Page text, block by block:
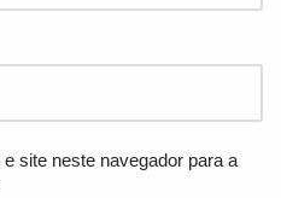
site neste navegador para a